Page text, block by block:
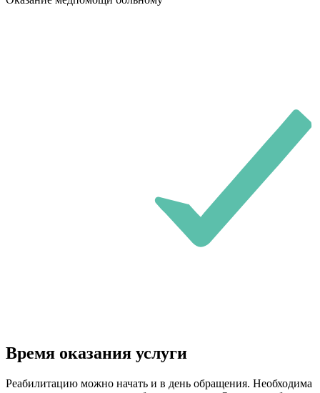
Время оказания услуги
Реабилитацию можно начать и в день обращения. Необходима